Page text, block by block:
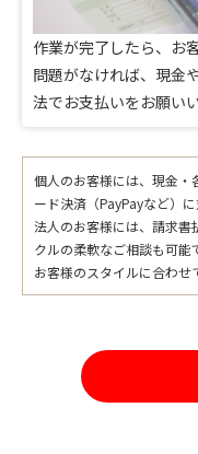
作業が完了したら、お
問題がなければ、現金
法でお支払いをお願い
個人のお客様には、現金・
ード決済（PayPayなど）に
法人のお客様には、請求書
クルの柔軟なご相談も可能
お客様のスタイルに合わせ